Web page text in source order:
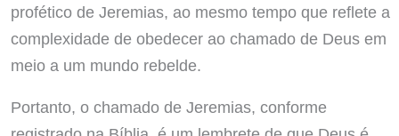
profético de Jeremias, ao mesmo tempo que reflete a
complexidade de obedecer ao chamado de Deus em
meio a um mundo rebelde.
Portanto, o chamado de Jeremias, conforme